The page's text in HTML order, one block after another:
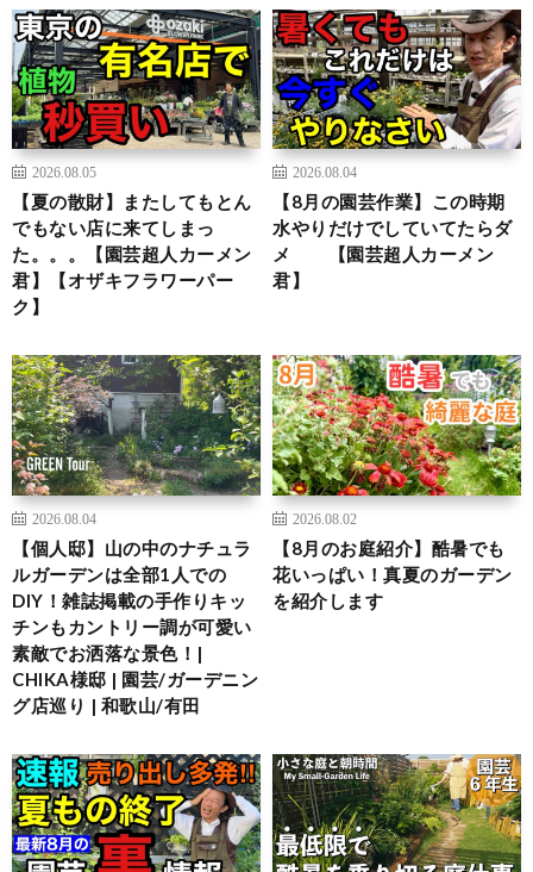
2026.08.05
【夏の散財】またしてもとん
でもない店に来てしまっ
た。。。【園芸超人カーメン
君】【オザキフラワーパー
ク】
2026.08.04
【8月の園芸作業】この時期
水やりだけでしていてたらダ
メ 【園芸超人カーメン
君】
2026.08.04
【個人邸】山の中のナチュラ
ルガーデンは全部1人での
DIY！雑誌掲載の手作りキッ
チンもカントリー調が可愛い
素敵でお洒落な景色！|
CHIKA様邸 | 園芸/ガーデニン
グ店巡り | 和歌山/有田
2026.08.02
【8月のお庭紹介】酷暑でも
花いっぱい！真夏のガーデン
を紹介します